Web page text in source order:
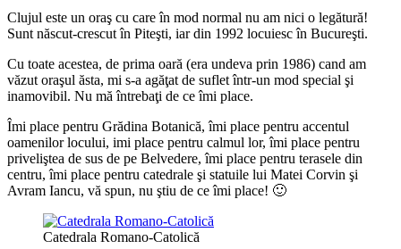
Clujul este un oraş cu care în mod normal nu am nici o legătură!
Sunt născut-crescut în Piteşti, iar din 1992 locuiesc în Bucureşti.
Cu toate acestea, de prima oară (era undeva prin 1986) cand am
văzut oraşul ăsta, mi s-a agăţat de suflet într-un mod special şi
inamovibil. Nu mă întrebaţi de ce îmi place.
Îmi place pentru Grădina Botanică, îmi place pentru accentul
oamenilor locului, imi place pentru calmul lor, îmi place pentru
priveliştea de sus de pe Belvedere, îmi place pentru terasele din
centru, îmi place pentru catedrale şi statuile lui Matei Corvin şi
Avram Iancu, vă spun, nu ştiu de ce îmi place! 🙂
Catedrala Romano-Catolică